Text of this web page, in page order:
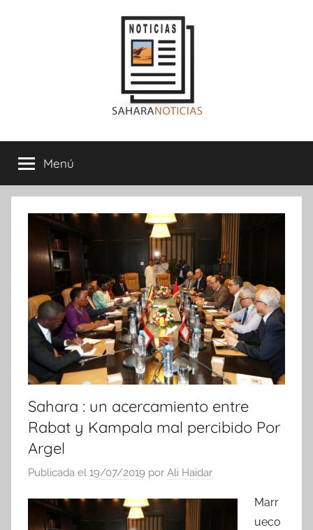
Sahara
Noticias
Menú
Sahara : un acercamiento entre
Rabat y Kampala mal percibido Por
Argel
Publicada el 19/07/2019 por Ali Haidar
Marr
ueco